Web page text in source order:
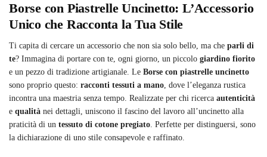
Borse con Piastrelle Uncinetto: L’Accessorio
Unico che Racconta la Tua Stile
Ti capita di cercare un accessorio che non sia solo bello, ma che parli di
te? Immagina di portare con te, ogni giorno, un piccolo giardino fiorito
e un pezzo di tradizione artigianale. Le Borse con piastrelle uncinetto
sono proprio questo: racconti tessuti a mano, dove l’eleganza rustica
incontra una maestria senza tempo. Realizzate per chi ricerca autenticità
e qualità nei dettagli, uniscono il fascino del lavoro all’uncinetto alla
praticità di un tessuto di cotone pregiato. Perfette per distinguersi, sono
la dichiarazione di uno stile consapevole e raffinato.